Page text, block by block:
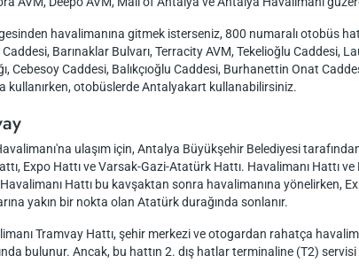
havalimanına gitmek isterseniz, 800 numaralı otobüs
Barınaklar Bulvarı, Terracity AVM, Tekelioğlu
Cebesoy Caddesi, Balıkçıoğlu Caddesi, Burhanettin Onat
kullanırken, otobüslerde Antalyakart kullanabilirsiniz.
ulaşım için, Antalya Büyükşehir Belediyesi
Expo Hattı ve Varsak-Gazi-Atatürk Hattı. Havalimanı Hattı
Hattı bu kavşaktan sonra havalimanına yönelirken,
yakın bir nokta olan Atatürk durağında sonlanır.
Tramvay Hattı, şehir merkezi ve otogardan rahatça
bulunur. Ancak, bu hattın 2. dış hatlar terminaline (T2)